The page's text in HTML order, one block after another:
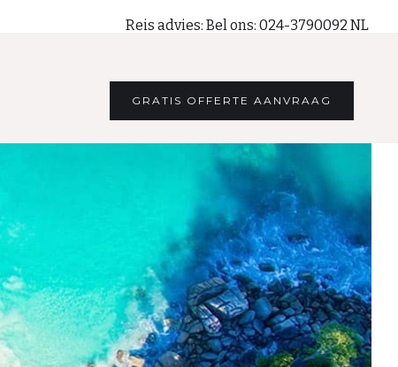
Reis advies: Bel ons: 024-3790092 NL
GRATIS OFFERTE AANVRAAG